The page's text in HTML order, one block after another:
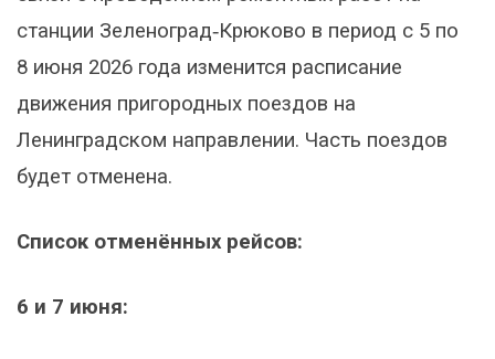
станции Зеленоград‑Крюково в период с 5 по
8 июня 2026 года изменится расписание
движения пригородных поездов на
Ленинградском направлении. Часть поездов
будет отменена.
Список отменённых рейсов:
6 и 7 июня: